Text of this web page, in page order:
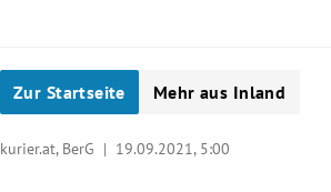
Zur Startseite Mehr aus Inland
kurier.at, BerG | 19.09.2021, 5:00